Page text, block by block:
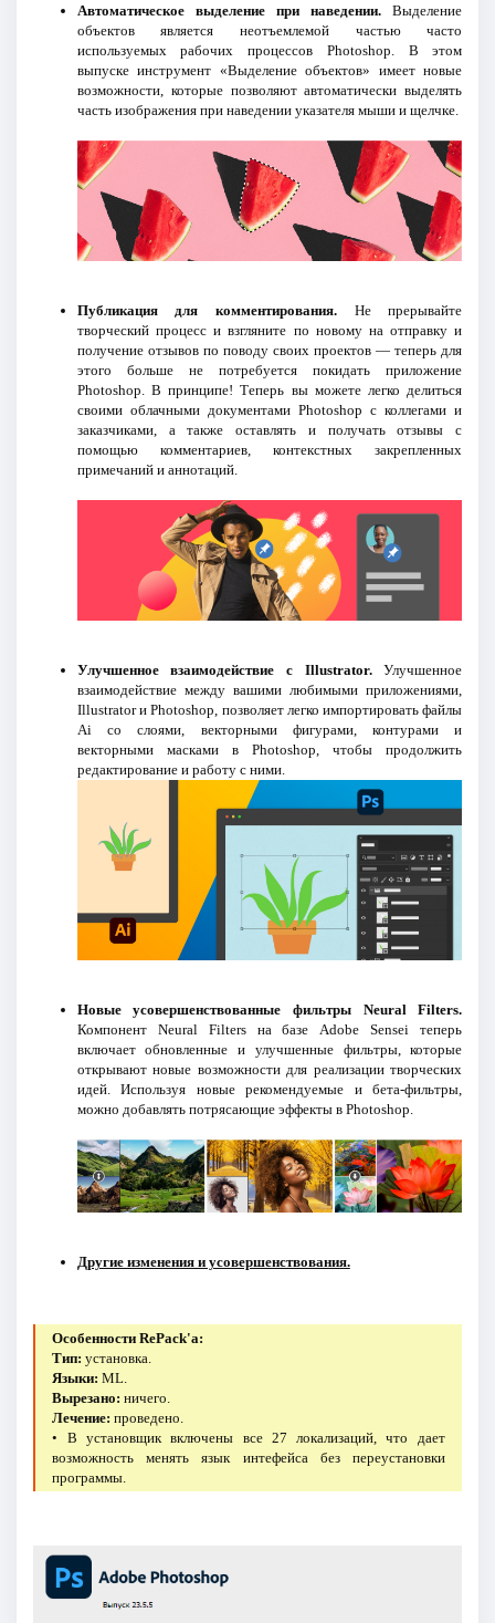
Автоматическое выделение при наведении. Выделение
объектов является неотъемлемой частью часто
используемых рабочих процессов Photoshop. В этом
выпуске инструмент «Выделение объектов» имеет новые
возможности, которые позволяют автоматически выделять
часть изображения при наведении указателя мыши и щелчке.
Публикация для комментирования. Не прерывайте
творческий процесс и взгляните по новому на отправку и
получение отзывов по поводу своих проектов — теперь для
этого больше не потребуется покидать приложение
Photoshop. В принципе! Теперь вы можете легко делиться
своими облачными документами Photoshop с коллегами и
заказчиками, а также оставлять и получать отзывы с
помощью комментариев, контекстных закрепленных
примечаний и аннотаций.
Улучшенное взаимодействие с Illustrator.Улучшенное
взаимодействие между вашими любимыми приложениями,
Illustrator и Photoshop, позволяет легко импортировать файлы
Ai со слоями, векторными фигурами, контурами и
векторными масками в Photoshop, чтобы продолжить
редактирование и работу с ними.
Новые усовершенствованные фильтры Neural Filters.
Компонент Neural Filters на базе Adobe Sensei теперь
включает обновленные и улучшенные фильтры, которые
открывают новые возможности для реализации творческих
идей. Используя новые рекомендуемые и бета-фильтры,
можно добавлять потрясающие эффекты в Photoshop.
Другие изменения и усовершенствования.
Особенности RePack'a:
Тип: установка.
Языки: ML.
Вырезано: ничего.
Лечение: проведено.
• В установщик включены все 27 локализаций, что дает
возможность менять язык интефейса без переустановки
программы.